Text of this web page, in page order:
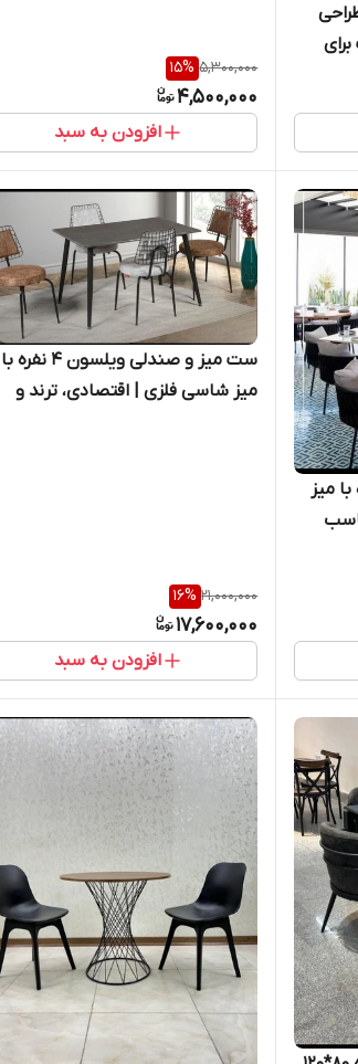
برای
5,300,000
15%
4,500,000
افزودن به سبد
کنزی ۴ نفره با میز
ست میز و صندلی ویلسون ۴ نفره با
میز شاسی فلزی | اقتصادی، ترند و
21,000,000
16%
17,600,000
افزودن به سبد